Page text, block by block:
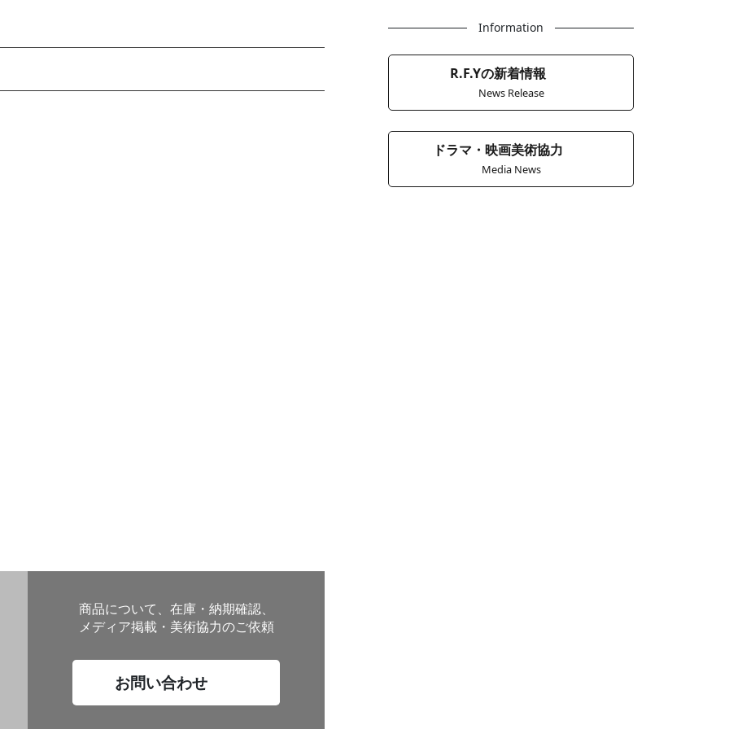
商品について、在庫・納期確認、
メディア掲載・美術協力のご依頼
お問い合わせ
Information
R.F.Yの新着情報
News Release
ドラマ・映画美術協力
Media News